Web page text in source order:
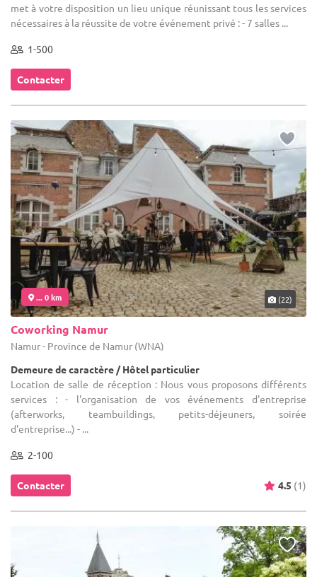
met à votre disposition un lieu unique réunissant tous les services
nécessaires à la réussite de votre événement privé : - 7 salles ...
1-500
Contacter
... 0 km (22)
Coworking Namur
Namur - Province de Namur (WNA)
Demeure de caractère / Hôtel particulier
Location de salle de réception : Nous vous proposons différents
services : - l'organisation de vos événements d'entreprise
(afterworks, teambuildings, petits-déjeuners, soirée
d'entreprise...) - ...
2-100
Contacter 4.5 (1)